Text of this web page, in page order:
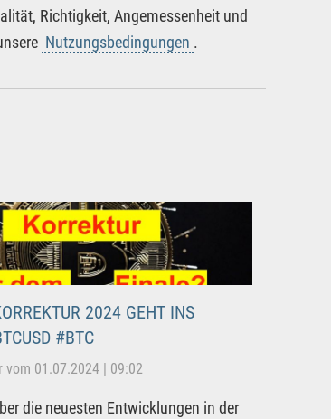
Richtigkeit, Angemessenheit und
Nutzungsbedingungen .
2024 GEHT INS
#BTC
01.07.2024 | 09:02
die neuesten Entwicklungen in der